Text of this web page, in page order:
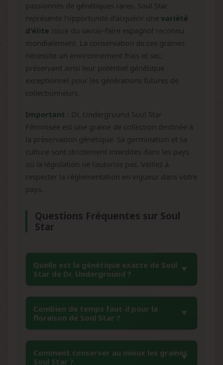
passionnés de génétiques rares, Soul Star
représente l'opportunité d'acquérir une variété
d'élite issue du savoir-faire espagnol reconnu
mondialement. La conservation de ces graines
nécessite un environnement frais et sec,
préservant ainsi leur potentiel génétique
exceptionnel pour les générations futures de
collectionneurs.
Important : Dr. Underground Soul Star
Féminisée est une graine de collection destinée à
la préservation génétique. Sa germination et sa
culture sont strictement interdites dans les pays
où la législation ne l'autorise pas. Veillez à
respecter la réglementation en vigueur dans votre
pays.
Questions Fréquentes sur Soul
Star
Quelle est la génétique exacte de Soul
Star de Dr. Underground ?
Soul Star résulte du croisement entre Sensi
Star 2004 et Peyote Purple, créant une variété
robustesse de Sensi Star et les
caractéristiques colorées de Peyote Purple,
Combien de temps faut-il pour la
floraison de Soul Star ?
Soul Star présente une période de floraison
relativement rapide de 8 à 9 semaines. En
Comment conserver au mieux les graines
Soul Star ?